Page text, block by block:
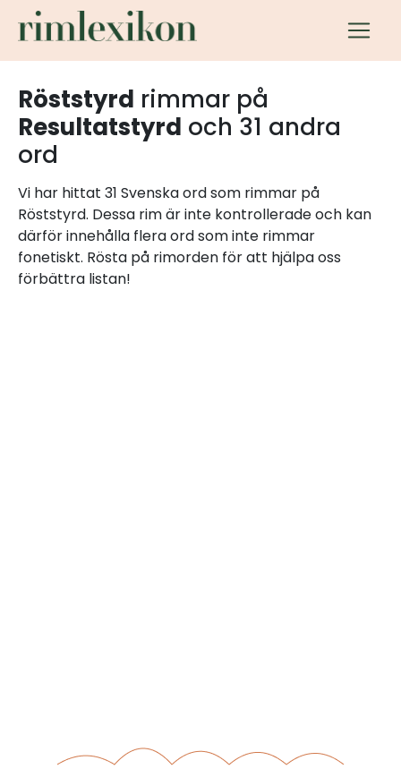
Röststyrd rimmar på
Resultatstyrd och 31 andra
ord
Vi har hittat 31 Svenska ord som rimmar på
Röststyrd. Dessa rim är inte kontrollerade och kan
därför innehålla flera ord som inte rimmar
fonetiskt. Rösta på rimorden för att hjälpa oss
förbättra listan!